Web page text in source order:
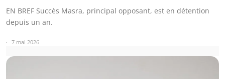
EN BREF Succès Masra, principal opposant, est en détention
depuis un an.
7 mai 2026